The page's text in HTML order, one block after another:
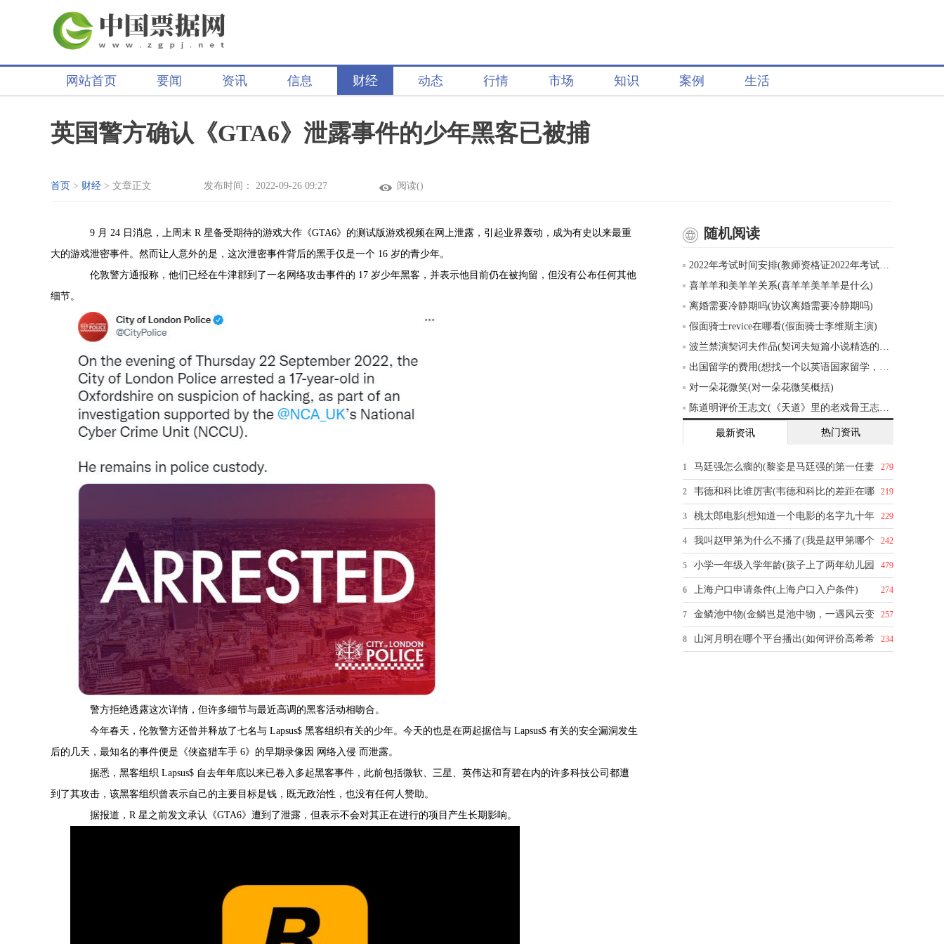
网站首页 要闻 资讯 信息 财经 动态 行情 市场 知识 案例 生活
英国警方确认《GTA6》泄露事件的少年黑客已被捕
首页 > 财经 > 文章正文 发布时间： 2022-09-26 09:27 阅读()
9 月 24 日消息，上周末 R 星备受期待的游戏大作《GTA6》的测试版游戏视频在网上泄露，引起业界轰动，成为有史以来最重
大的游戏泄密事件。然而让人意外的是，这次泄密事件背后的黑手仅是一个 16 岁的青少年。
伦敦警方通报称，他们已经在牛津郡到了一名网络攻击事件的 17 岁少年黑客，并表示他目前仍在被拘留，但没有公布任何其他
细节。
警方拒绝透露这次详情，但许多细节与最近高调的黑客活动相吻合。
今年春天，伦敦警方还曾并释放了七名与 Lapsus$ 黑客组织有关的少年。今天的也是在两起据信与 Lapsus$ 有关的安全漏洞发生
后的几天，最知名的事件便是《侠盗猎车手 6》的早期录像因 网络入侵 而泄露。
据悉，黑客组织 Lapsus$ 自去年年底以来已卷入多起黑客事件，此前包括微软、三星、英伟达和育碧在内的许多科技公司都遭
到了其攻击，该黑客组织曾表示自己的主要目标是钱，既无政治性，也没有任何人赞助。
据报道，R 星之前发文承认《GTA6》遭到了泄露，但表示不会对其正在进行的项目产生长期影响。
随机阅读
2022年考试时间安排(教师资格证2022年考试时间表)
喜羊羊和美羊羊关系(喜羊羊美羊羊是什么)
离婚需要冷静期吗(协议离婚需要冷静期吗)
假面骑士revice在哪看(假面骑士李维斯主演)
波兰禁演契诃夫作品(契诃夫短篇小说精选的创作背景)
出国留学的费用(想找一个以英语国家留学，一年的费用大概五六万的样子，有什么推荐吗)
对一朵花微笑(对一朵花微笑概括)
陈道明评价王志文(《天道》里的老戏骨王志文，你怎么评价他的演技)
最新资讯 热门资讯
1 279
马廷强怎么瘸的(黎姿是马廷强的第一任妻
2 219
韦德和科比谁厉害(韦德和科比的差距在哪
3 229
桃太郎电影(想知道一个电影的名字九十年
4 242
我叫赵甲第为什么不播了(我是赵甲第哪个
5 479
小学一年级入学年龄(孩子上了两年幼儿园
6 274
上海户口申请条件(上海户口入户条件)
7 257
金鳞池中物(金鳞岂是池中物，一遇风云变
8 234
山河月明在哪个平台播出(如何评价高希希